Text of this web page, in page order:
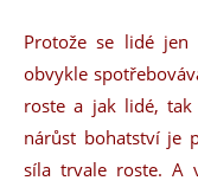
Protože se lidé
obvykle
roste a jak lidé,
nárůst bohatství je
síla trvale roste. A